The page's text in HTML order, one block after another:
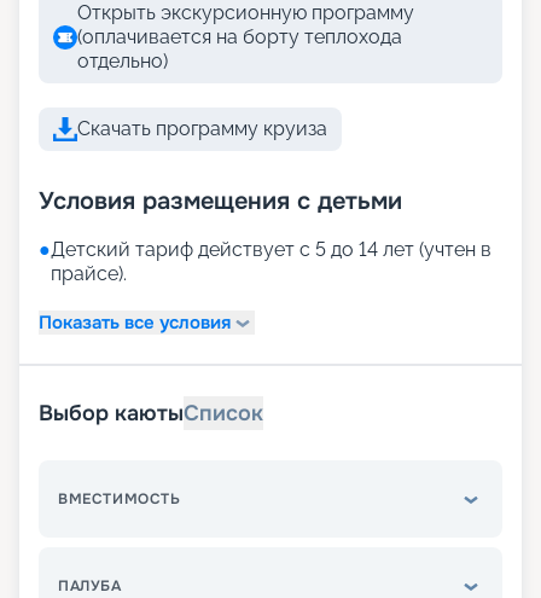
Открыть экскурсионную программу
(оплачивается на борту теплохода
отдельно)
Скачать программу круиза
Условия размещения с детьми
●Детский тариф действует с 5 до 14 лет (учтен в
прайсе).
Показать все условия
Выбор каютыСписок
ВМЕСТИМОСТЬ
ПАЛУБА